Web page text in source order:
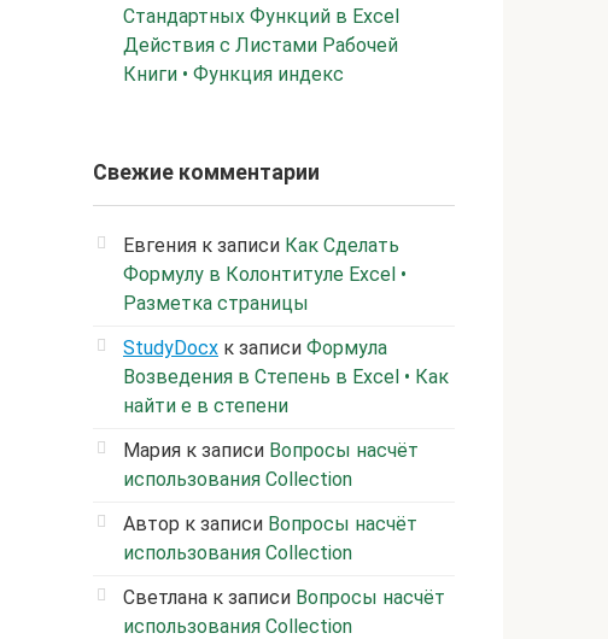
Стандартных Функций в Excel
Действия с Листами Рабочей
Книги • Функция индекс
Свежие комментарии
Евгения к записи Как Сделать
Формулу в Колонтитуле Excel •
Разметка страницы
StudyDocx к записи Формула
Возведения в Степень в Excel • Как
найти е в степени
Мария к записи Вопросы насчёт
использования Collection
Автор к записи Вопросы насчёт
использования Collection
Светлана к записи Вопросы насчёт
использования Collection